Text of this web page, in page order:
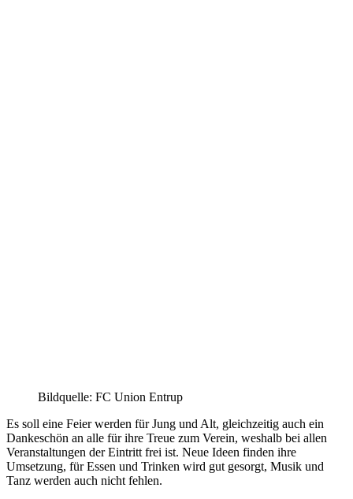
Bildquelle: FC Union Entrup
Es soll eine Feier werden für Jung und Alt, gleichzeitig auch ein
Dankeschön an alle für ihre Treue zum Verein, weshalb bei allen
Veranstaltungen der Eintritt frei ist. Neue Ideen finden ihre
Umsetzung, für Essen und Trinken wird gut gesorgt, Musik und
Tanz werden auch nicht fehlen.